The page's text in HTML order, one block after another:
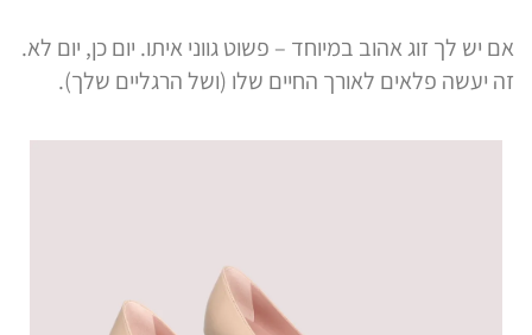
אם יש לך זוג אהוב במיוחד – פשוט גווני איתו. יום כן, יום לא.
זה יעשה פלאים לאורך החיים שלו (ושל הרגליים שלך).